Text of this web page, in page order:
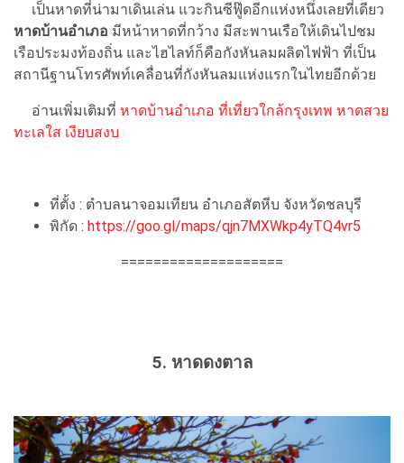
เป็นหาดที่น่ามาเดินเล่น แวะกินซีฟู๊ดอีกแห่งหนึ่งเลยที่เดียว
หาดบ้านอำเภอ มีหน้าหาดที่กว้าง มีสะพานเรือให้เดินไปชม
เรือประมงท้องถิ่น และไฮไลท์ก็คือกังหันลมผลิตไฟฟ้า ที่เป็น
สถานีฐานโทรศัพท์เคลื่อนที่กังหันลมแห่งแรกในไทยอีกด้วย
อ่านเพิ่มเติมที่ หาดบ้านอำเภอ ที่เที่ยวใกล้กรุงเทพ หาดสวย
ทะเลใส เงียบสงบ
ที่ตั้ง : ตำบลนาจอมเทียน อำเภอสัตหีบ จังหวัดชลบุรี
พิกัด : https://goo.gl/maps/qjn7MXWkp4yTQ4vr5
====================
5. หาดดงตาล